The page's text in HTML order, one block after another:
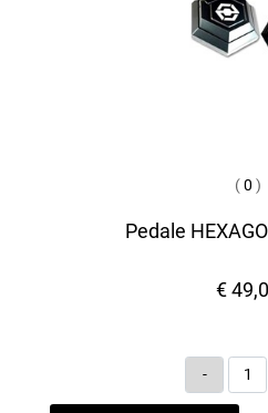
(0 )
Pedale
€